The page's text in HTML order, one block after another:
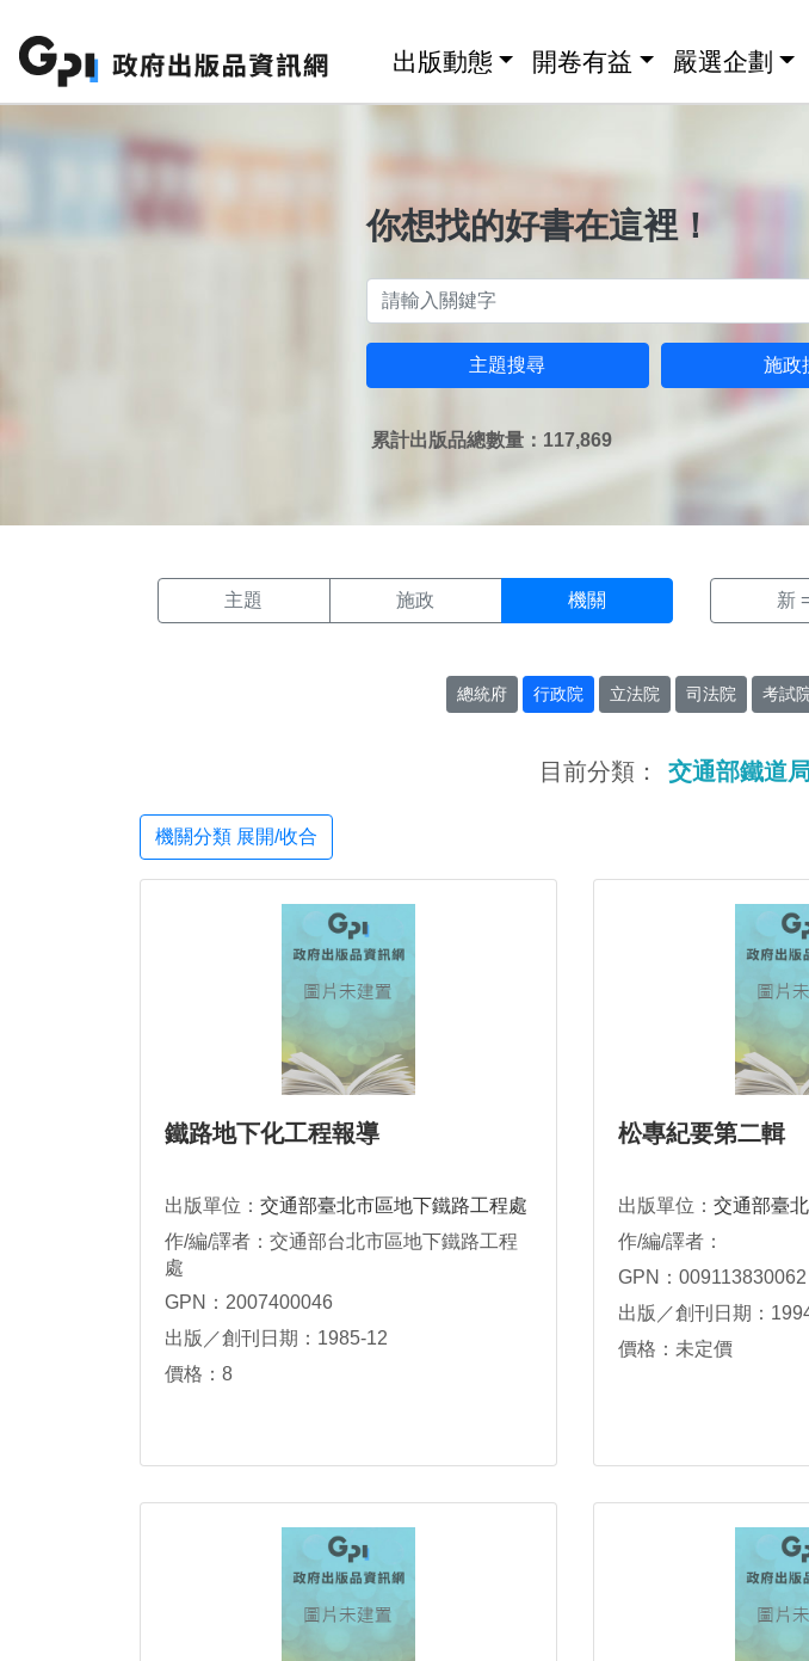
出版動態 開卷有益 嚴選企劃
你想找的好書在這裡！
主題搜尋 施政
累計出版品總數量：117,869
主題 施政 機關 新
總統府 行政院 立法院 司法院 考試
目前分類： 交通部鐵道
機關分類 展開/收合
鐵路地下化工程報導
出版單位： 交通部臺北市區地下鐵路工程處
作/編/譯者：交通部台北市區地下鐵路工程
處
GPN：2007400046
出版／創刊日期：1985-12
價格：8
松專紀要第二輯
出版單位： 交通部臺
作/編/譯者：
GPN：009113830062
出版／創刊日期：
價格：未定價